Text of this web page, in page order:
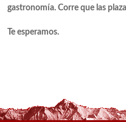
gastronomía. Corre que las
Te esperamos.